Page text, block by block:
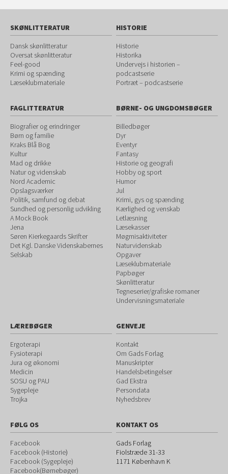
SKØNLITTERATUR
Dansk skønlitteratur
Oversat skønlitteratur
Feel-good
Krimi og spænding
Læseklubmateriale
HISTORIE
Historie
Historika
Undervejs i historien –
podcastserie
Portræt – podcastserie
FAGLITTERATUR
Biografier og erindringer
Børn og familie
Kraks Blå Bog
Kultur
Mad og drikke
Natur og videnskab
Nord Academic
Opslagsværker
Politik, samfund og debat
Sundhed og personlig udvikling
A Mock Book
Jena
Søren Kierkegaards Skrifter
Det Kgl. Danske Videnskabernes
Selskab
BØRNE- OG UNGDOMSBØGER
Billedbøger
Dyr
Eventyr
Fantasy
Historie og geografi
Hobby og sport
Humor
Jul
Krimi, gys og spænding
Kærlighed og venskab
Letlæsning
Læsekasser
Møgmisaktiviteter
Naturvidenskab
Opgaver
Læseklubmateriale
Papbøger
Skønlitteratur
Tegneserier/grafiske romaner
Undervisningsmateriale
LÆREBØGER
Ergoterapi
Fysioterapi
Jura og økonomi
Medicin
SOSU og PAU
Sygepleje
Trojka
GENVEJE
Kontakt
Om Gads Forlag
Manuskripter
Handelsbetingelser
Gad Ekstra
Persondata
Nyhedsbrev
FØLG OS
Facebook
Facebook (Historie)
Facebook (Sygepleje)
Facebook(Børnebøger)
KONTAKT OS
Gads Forlag
Fiolstræde 31-33
1171 København K